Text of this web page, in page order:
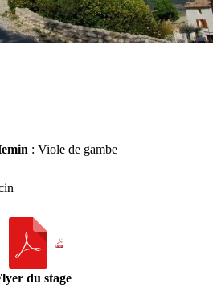
: Viole de gambe
du stage